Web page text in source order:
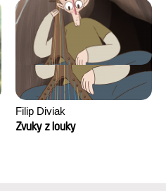
Filip Diviak
Zvuky z louky